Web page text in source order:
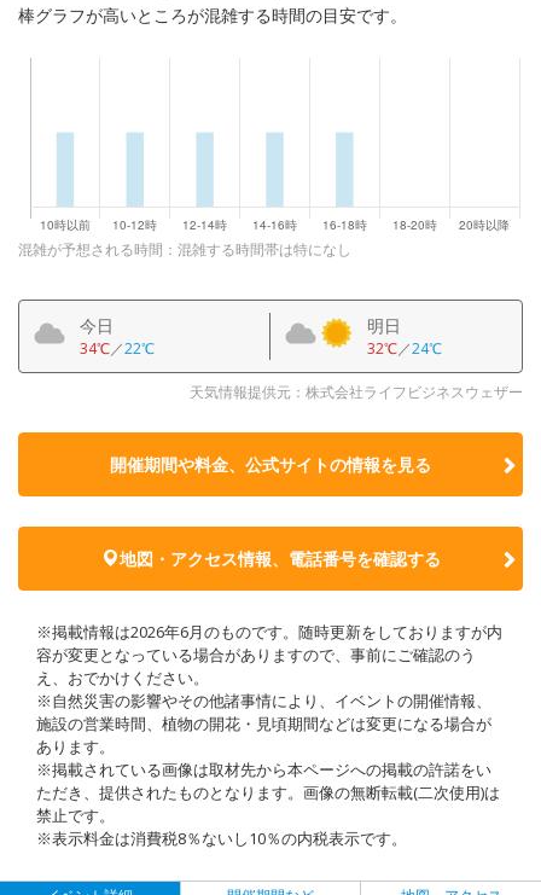
棒グラフが高いところが混雑する時間の目安です。
混雑が予想される時間：混雑する時間帯は特になし
今日
34℃／22℃
明日
32℃／24℃
天気情報提供元：株式会社ライフビジネスウェザー
開催期間や料金、公式サイトの情報を見る
地図・アクセス情報、電話番号を確認する
※掲載情報は2026年6月のものです。随時更新をしておりますが内
容が変更となっている場合がありますので、事前にご確認のう
え、おでかけください。
※自然災害の影響やその他諸事情により、イベントの開催情報、
施設の営業時間、植物の開花・見頃期間などは変更になる場合が
あります。
※掲載されている画像は取材先から本ページへの掲載の許諾をい
ただき、提供されたものとなります。画像の無断転載(二次使用)は
禁止です。
※表示料金は消費税8％ないし10％の内税表示です。